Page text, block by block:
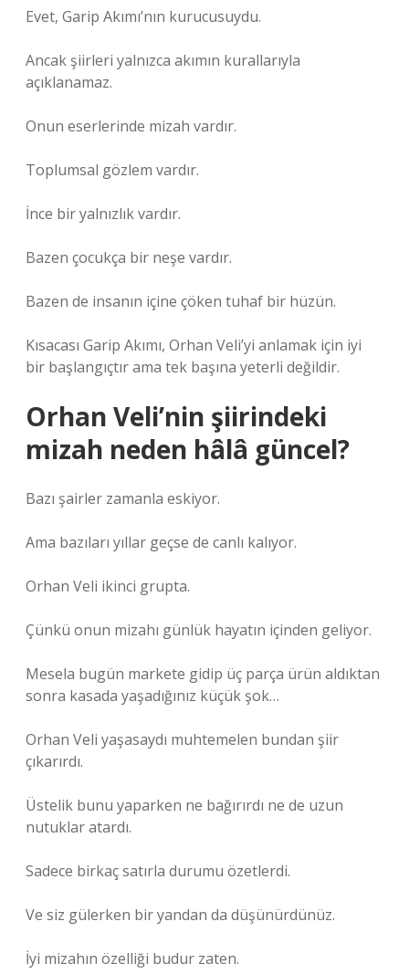
Evet, Garip Akımı’nın kurucusuydu.
Ancak şiirleri yalnızca akımın kurallarıyla
açıklanamaz.
Onun eserlerinde mizah vardır.
Toplumsal gözlem vardır.
İnce bir yalnızlık vardır.
Bazen çocukça bir neşe vardır.
Bazen de insanın içine çöken tuhaf bir hüzün.
Kısacası Garip Akımı, Orhan Veli’yi anlamak için iyi
bir başlangıçtır ama tek başına yeterli değildir.
Orhan Veli’nin şiirindeki
mizah neden hâlâ güncel?
Bazı şairler zamanla eskiyor.
Ama bazıları yıllar geçse de canlı kalıyor.
Orhan Veli ikinci grupta.
Çünkü onun mizahı günlük hayatın içinden geliyor.
Mesela bugün markete gidip üç parça ürün aldıktan
sonra kasada yaşadığınız küçük şok…
Orhan Veli yaşasaydı muhtemelen bundan şiir
çıkarırdı.
Üstelik bunu yaparken ne bağırırdı ne de uzun
nutuklar atardı.
Sadece birkaç satırla durumu özetlerdi.
Ve siz gülerken bir yandan da düşünürdünüz.
İyi mizahın özelliği budur zaten.